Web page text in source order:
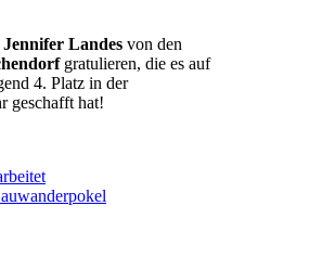
Jennifer Landes von den
gratulieren, die es auf
4. Platz in der
geschafft hat!